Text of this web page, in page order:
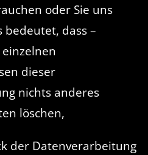
oder Sie uns
bedeutet, dass –
dieser
nichts anderes
löschen,
der Datenverarbeitung